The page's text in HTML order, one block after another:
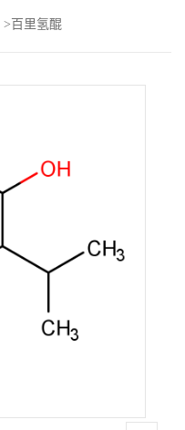
> 百里氢醌